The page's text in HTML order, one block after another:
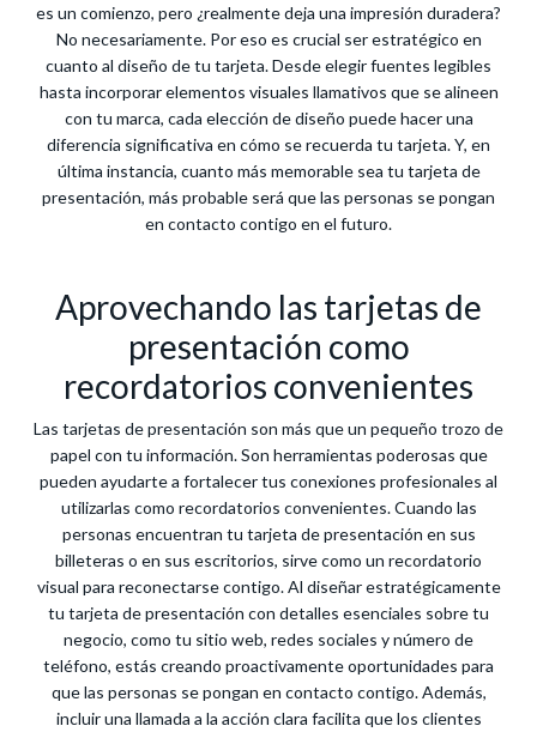
es un comienzo, pero ¿realmente deja una impresión duradera?
No necesariamente. Por eso es crucial ser estratégico en
cuanto al diseño de tu tarjeta. Desde elegir fuentes legibles
hasta incorporar elementos visuales llamativos que se alineen
con tu marca, cada elección de diseño puede hacer una
diferencia significativa en cómo se recuerda tu tarjeta. Y, en
última instancia, cuanto más memorable sea tu tarjeta de
presentación, más probable será que las personas se pongan
en contacto contigo en el futuro.
Aprovechando las tarjetas de
presentación como
recordatorios convenientes
Las tarjetas de presentación son más que un pequeño trozo de
papel con tu información. Son herramientas poderosas que
pueden ayudarte a fortalecer tus conexiones profesionales al
utilizarlas como recordatorios convenientes. Cuando las
personas encuentran tu tarjeta de presentación en sus
billeteras o en sus escritorios, sirve como un recordatorio
visual para reconectarse contigo. Al diseñar estratégicamente
tu tarjeta de presentación con detalles esenciales sobre tu
negocio, como tu sitio web, redes sociales y número de
teléfono, estás creando proactivamente oportunidades para
que las personas se pongan en contacto contigo. Además,
incluir una llamada a la acción clara facilita que los clientes